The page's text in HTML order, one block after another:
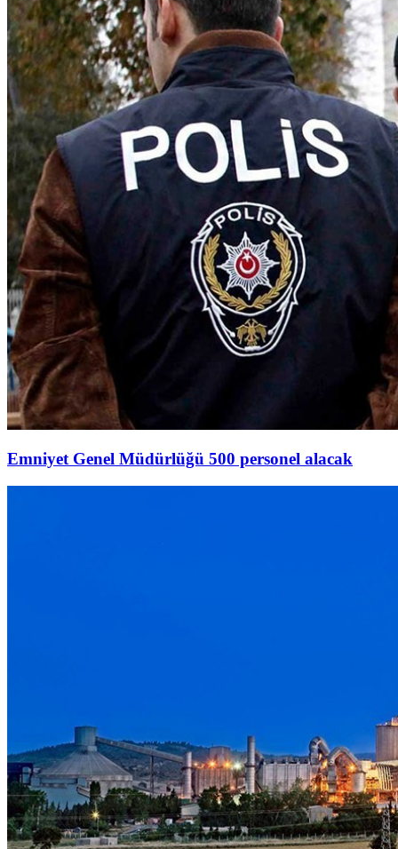
Emniyet Genel Müdürlüğü 500 personel alacak